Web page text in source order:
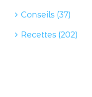
Conseils (37)
Recettes (202)